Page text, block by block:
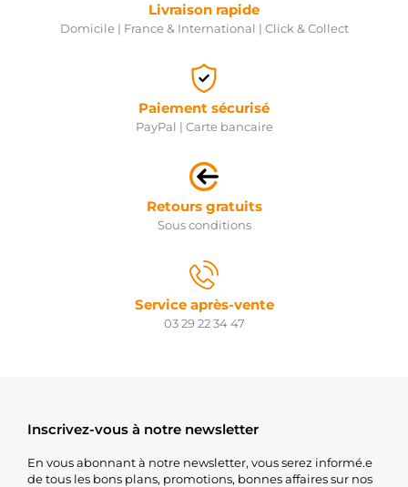
Livraison rapide
Domicile | France & International | Click & Collect
Paiement sécurisé
PayPal | Carte bancaire
Retours gratuits
Sous conditions
Service après-vente
03 29 22 34 47
Inscrivez-vous à notre newsletter
En vous abonnant à notre newsletter, vous serez informé.e
de tous les bons plans, promotions, bonnes affaires sur nos